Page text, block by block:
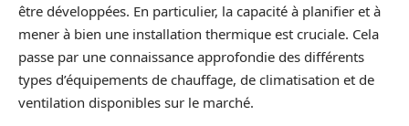
être développées. En particulier, la capacité à planifier et à
mener à bien une installation thermique est cruciale. Cela
passe par une connaissance approfondie des différents
types d’équipements de chauffage, de climatisation et de
ventilation disponibles sur le marché.